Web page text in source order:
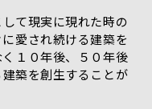
て現実に現れた時の
愛され続ける建築を
１０年後、５０年後
築を創生することが